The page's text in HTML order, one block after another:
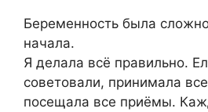
Беременность была
начала.
Я делала всё правильно.
советовали, принимала
посещала все приёмы.